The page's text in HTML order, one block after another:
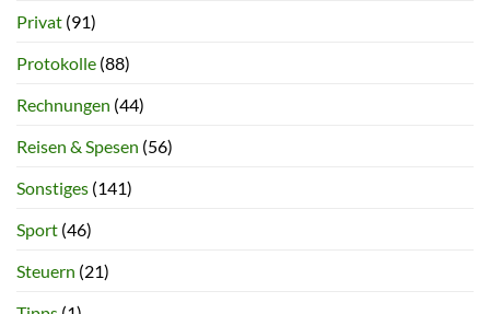
Privat (91)
Protokolle (88)
Rechnungen (44)
Reisen & Spesen (56)
Sonstiges (141)
Sport (46)
Steuern (21)